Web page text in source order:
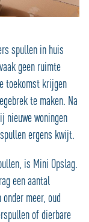
spullen in huis
geen ruimte
toekomst krijgen
te maken. Na
nieuwe woningen
ergens kwijt.
is Mini Opslag.
een aantal
meer, oud
of dierbare